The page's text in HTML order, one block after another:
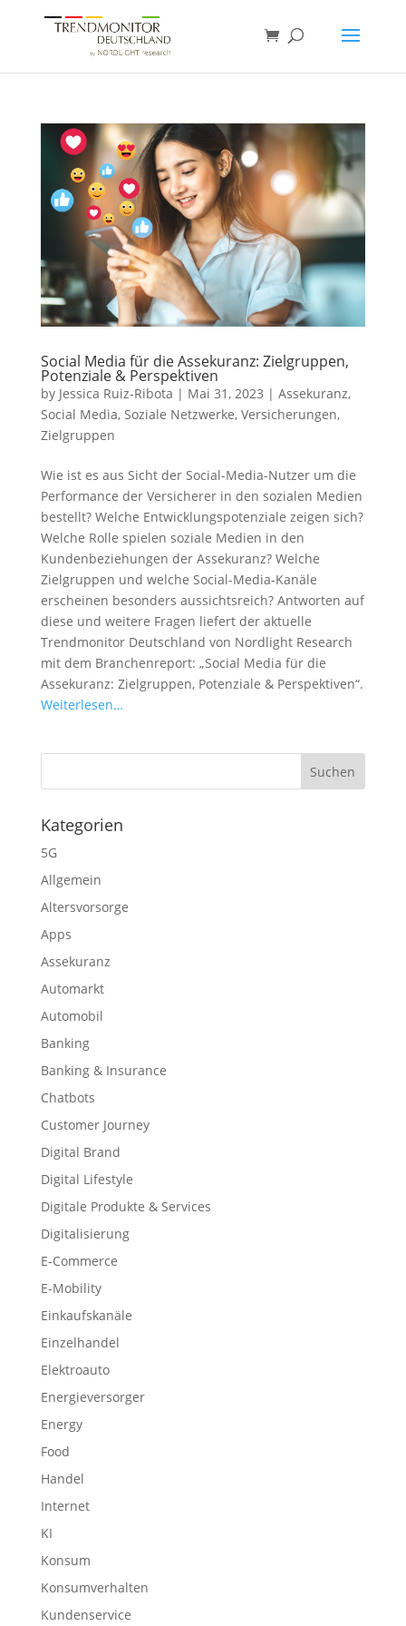
Social Media für die Assekuranz: Zielgruppen,
Potenziale & Perspektiven
by Jessica Ruiz-Ribota | Mai 31, 2023 | Assekuranz,
Social Media, Soziale Netzwerke, Versicherungen,
Zielgruppen
Wie ist es aus Sicht der Social-Media-Nutzer um die
Performance der Versicherer in den sozialen Medien
bestellt? Welche Entwicklungspotenziale zeigen sich?
Welche Rolle spielen soziale Medien in den
Kundenbeziehungen der Assekuranz? Welche
Zielgruppen und welche Social-Media-Kanäle
erscheinen besonders aussichtsreich? Antworten auf
diese und weitere Fragen liefert der aktuelle
Trendmonitor Deutschland von Nordlight Research
mit dem Branchenreport: „Social Media für die
Assekuranz: Zielgruppen, Potenziale & Perspektiven“.
Weiterlesen…
Kategorien
5G
Allgemein
Altersvorsorge
Apps
Assekuranz
Automarkt
Automobil
Banking
Banking & Insurance
Chatbots
Customer Journey
Digital Brand
Digital Lifestyle
Digitale Produkte & Services
Digitalisierung
E-Commerce
E-Mobility
Einkaufskanäle
Einzelhandel
Elektroauto
Energieversorger
Energy
Food
Handel
Internet
KI
Konsum
Konsumverhalten
Kundenservice